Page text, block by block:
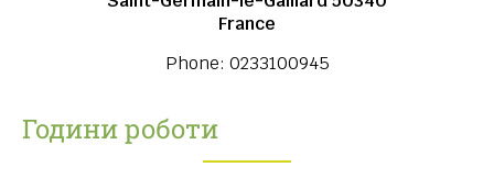
France
Phone: 0233100945
Години роботи